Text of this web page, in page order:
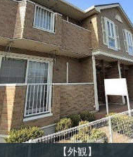
【外観】